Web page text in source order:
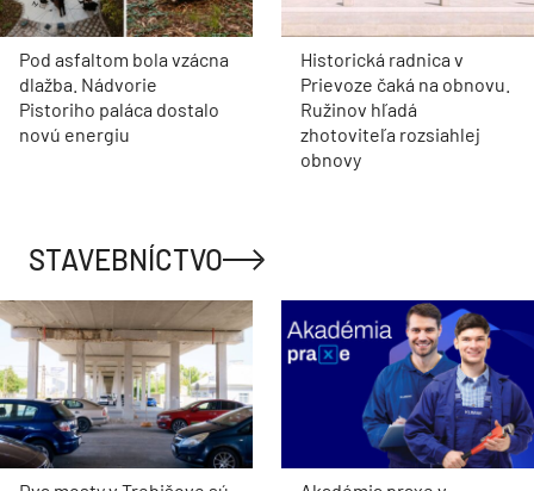
Pod asfaltom bola vzácna
dlažba. Nádvorie
Pistoriho paláca dostalo
novú energiu
Historická radnica v
Prievoze čaká na obnovu.
Ružinov hľadá
zhotoviteľa rozsiahlej
obnovy
STAVEBNÍCTVO